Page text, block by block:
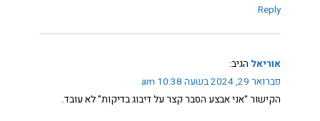
Reply
אוריאל הגיב:
פברואר 29, 2024 בשעה 10:38 am
הקישור "אני אבצע הסבר קצר על דיבוג בדיקות" לא עובד.